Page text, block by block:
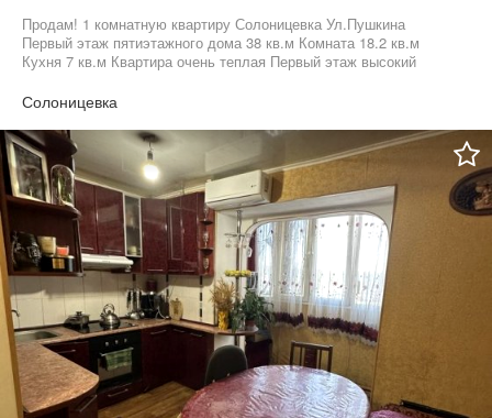
Продам! 1 комнатную квартиру Солоницевка Ул.Пушкина
Первый этаж пятиэтажного дома 38 кв.м Комната 18.2 кв.м
Кухня 7 кв.м Квартира очень теплая Первый этаж высокий
Готовы к быстрой сделке цена 25 т у.е торг
Солоницевка